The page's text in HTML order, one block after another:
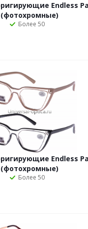
Endless
(фотохромные)
Более 50
Endless
(фотохромные)
Более 50